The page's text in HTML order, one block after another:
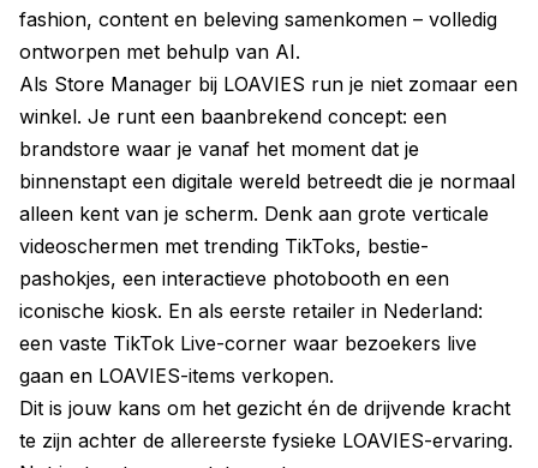
fashion, content en beleving samenkomen – volledig
ontworpen met behulp van AI.
Als Store Manager bij LOAVIES run je niet zomaar een
winkel. Je runt een baanbrekend concept: een
brandstore waar je vanaf het moment dat je
binnenstapt een digitale wereld betreedt die je normaal
alleen kent van je scherm. Denk aan grote verticale
videoschermen met trending TikToks, bestie-
pashokjes, een interactieve photobooth en een
iconische kiosk. En als eerste retailer in Nederland:
een vaste TikTok Live-corner waar bezoekers live
gaan en LOAVIES-items verkopen.
Dit is jouw kans om het gezicht én de drijvende kracht
te zijn achter de allereerste fysieke LOAVIES-ervaring.